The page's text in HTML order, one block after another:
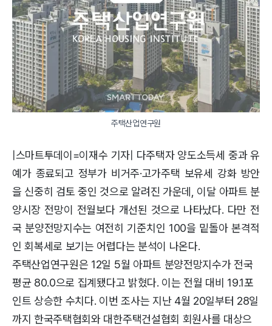
주택산업연구원
|스마트투데이=이재수 기자| 다주택자 양도소득세 중과 유
예가 종료되고 정부가 비거주·고가주택 보유세 강화 방안
을 신중히 검토 중인 것으로 알려진 가운데, 이달 아파트 분
양시장 전망이 전월보다 개선된 것으로 나타났다. 다만 전
국 분양전망지수는 여전히 기준치인 100을 밑돌아 본격적
인 회복세로 보기는 어렵다는 분석이 나온다.
주택산업연구원은 12일 5월 아파트 분양전망지수가 전국
평균 80.0으로 집계됐다고 밝혔다. 이는 전월 대비 19.1포
인트 상승한 수치다. 이번 조사는 지난 4월 20일부터 28일
까지 한국주택협회와 대한주택건설협회 회원사를 대상으